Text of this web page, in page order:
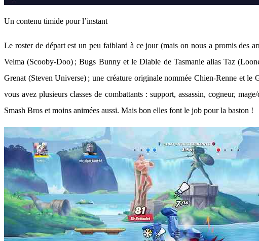
Un contenu timide pour l’instant
Le roster de départ est un peu faiblard à ce jour (mais on nous a promis des
Velma (Scooby-Doo) ; Bugs Bunny et le Diable de Tasmanie alias Taz
Grenat (Steven Universe) ; une créature originale nommée Chien-Renne et le
vous avez plusieurs classes de combattants : support, assassin, cogneur,
Smash Bros et moins animées aussi. Mais bon elles font le job pour la baston !